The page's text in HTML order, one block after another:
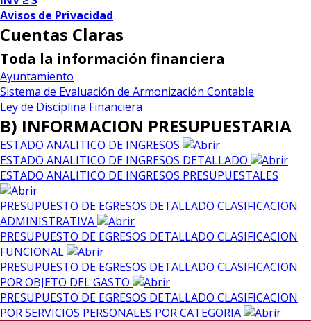
Avisos de Privacidad
Cuentas Claras
Toda la información financiera
Ayuntamiento
Sistema de Evaluación de Armonización Contable
Ley de Disciplina Financiera
B) INFORMACION PRESUPUESTARIA
ESTADO ANALITICO DE INGRESOS
ESTADO ANALITICO DE INGRESOS DETALLADO
ESTADO ANALITICO DE INGRESOS PRESUPUESTALES
PRESUPUESTO DE EGRESOS DETALLADO CLASIFICACION
ADMINISTRATIVA
PRESUPUESTO DE EGRESOS DETALLADO CLASIFICACION
FUNCIONAL
PRESUPUESTO DE EGRESOS DETALLADO CLASIFICACION
POR OBJETO DEL GASTO
PRESUPUESTO DE EGRESOS DETALLADO CLASIFICACION
POR SERVICIOS PERSONALES POR CATEGORIA